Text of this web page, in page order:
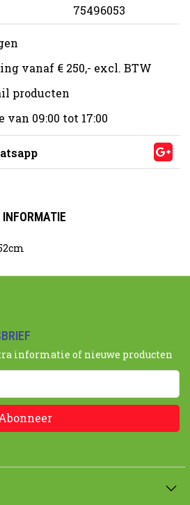
75496053
vanaf € 250,- excl. BTW
producten
09:00 tot 17:00
INFORMATIE
informatie of nieuwe producten